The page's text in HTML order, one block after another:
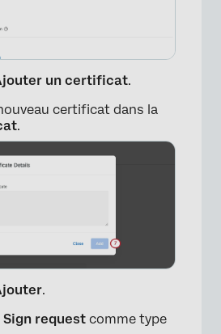
un certificat.
certificat dans la
.
.
Sign request comme type